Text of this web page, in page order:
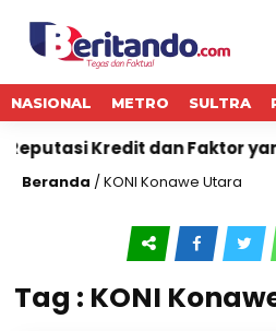
NASIONAL METRO SULTRA
Kredit dan Faktor
Beranda /KONI Konawe Utara
Tag : KONI